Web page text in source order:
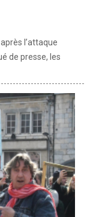
l’attaque
de presse, les